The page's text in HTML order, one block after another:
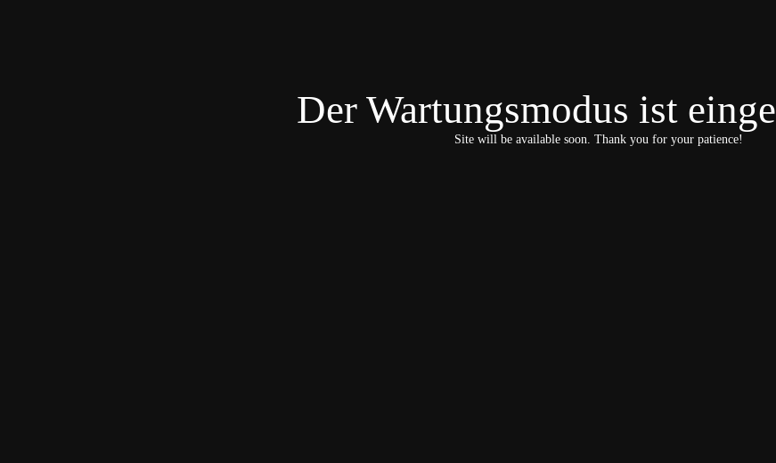
Der Wartungsmodus ist
Site will be available soon. Thank you for your patience!